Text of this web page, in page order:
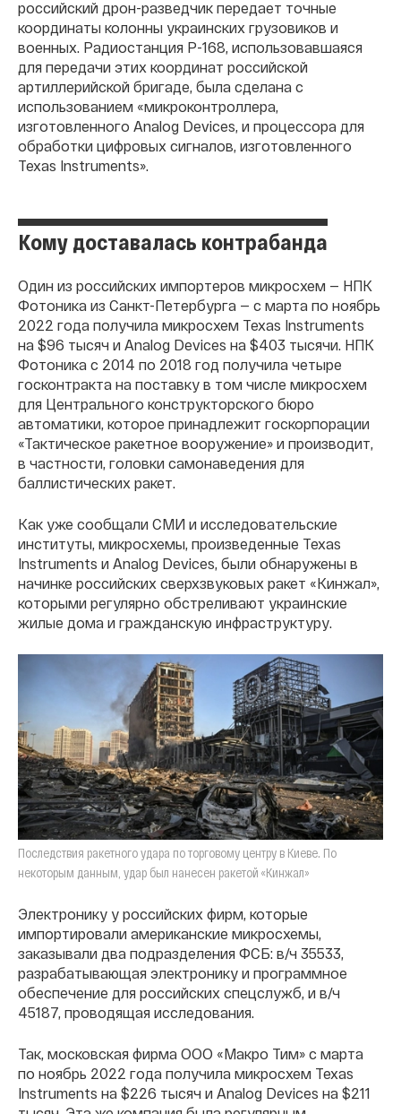
российский дрон-разведчик передает точные
координаты колонны украинских грузовиков и
военных. Радиостанция Р-168, использовавшаяся
для передачи этих координат российской
артиллерийской бригаде, была сделана с
использованием «микроконтроллера,
изготовленного Analog Devices, и процессора для
обработки цифровых сигналов, изготовленного
Texas Instruments».
Кому доставалась контрабанда
Один из российских импортеров микросхем — НПК
Фотоника из Санкт-Петербурга — с марта по ноябрь
2022 года получила микросхем Texas Instruments
на $96 тысяч и Analog Devices на $403 тысячи. НПК
Фотоника с 2014 по 2018 год получила четыре
госконтракта на поставку в том числе микросхем
для Центрального конструкторского бюро
автоматики, которое принадлежит госкорпорации
«Тактическое ракетное вооружение» и производит,
в частности, головки самонаведения для
баллистических ракет.
Как уже сообщали СМИ и исследовательские
институты, микросхемы, произведенные Texas
Instruments и Analog Devices, были обнаружены в
начинке российских сверхзвуковых ракет «Кинжал»,
которыми регулярно обстреливают украинские
жилые дома и гражданскую инфраструктуру.
Последствия ракетного удара по торговому центру в Киеве. По
некоторым данным, удар был нанесен ракетой «Кинжал»
Электронику у российских фирм, которые
импортировали американские микросхемы,
заказывали два подразделения ФСБ: в/ч 35533,
разрабатывающая электронику и программное
обеспечение для российских спецслужб, и в/ч
45187, проводящая исследования.
Так, московская фирма ООО «Макро Тим» с марта
по ноябрь 2022 года получила микросхем Texas
Instruments на $226 тысяч и Analog Devices на $211